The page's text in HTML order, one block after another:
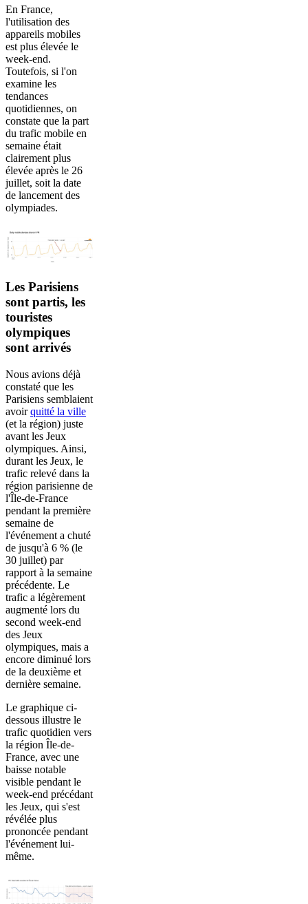
En France,
l'utilisation des
appareils mobiles
est plus élevée le
week-end.
Toutefois, si l'on
examine les
tendances
quotidiennes, on
constate que la part
du trafic mobile en
semaine était
clairement plus
élevée après le 26
juillet, soit la date
de lancement des
olympiades.
Les Parisiens
sont partis, les
touristes
olympiques
sont arrivés
Nous avions déjà
constaté que les
Parisiens semblaient
avoirquitté la ville
(et la région) juste
avant les Jeux
olympiques. Ainsi,
durant les Jeux, le
trafic relevé dans la
région parisienne de
l'Île-de-France
pendant la première
semaine de
l'événement a chuté
de jusqu'à 6 % (le
30 juillet) par
rapport à la semaine
précédente. Le
trafic a légèrement
augmenté lors du
second week-end
des Jeux
olympiques, mais a
encore diminué lors
de la deuxième et
dernière semaine.
Le graphique ci-
dessous illustre le
trafic quotidien vers
la région Île-de-
France, avec une
baisse notable
visible pendant le
week-end précédant
les Jeux, qui s'est
révélée plus
prononcée pendant
l'événement lui-
même.